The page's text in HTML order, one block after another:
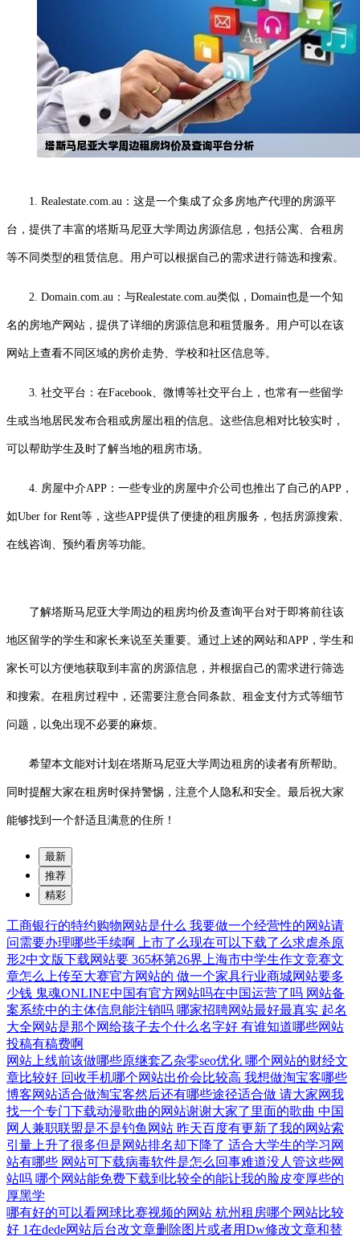
1. Realestate.com.au：这是一个集成了众多房地产代理的房源平
台，提供了丰富的塔斯马尼亚大学周边房源信息，包括公寓、合租房
等不同类型的租赁信息。用户可以根据自己的需求进行筛选和搜索。
2. Domain.com.au：与Realestate.com.au类似，Domain也是一个知
名的房地产网站，提供了详细的房源信息和租赁服务。用户可以在该
网站上查看不同区域的房价走势、学校和社区信息等。
3. 社交平台：在Facebook、微博等社交平台上，也常有一些留学
生或当地居民发布合租或房屋出租的信息。这些信息相对比较实时，
可以帮助学生及时了解当地的租房市场。
4. 房屋中介APP：一些专业的房屋中介公司也推出了自己的APP，
如Uber for Rent等，这些APP提供了便捷的租房服务，包括房源搜索、
在线咨询、预约看房等功能。
了解塔斯马尼亚大学周边的租房均价及查询平台对于即将前往该
地区留学的学生和家长来说至关重要。通过上述的网站和APP，学生和
家长可以方便地获取到丰富的房源信息，并根据自己的需求进行筛选
和搜索。在租房过程中，还需要注意合同条款、租金支付方式等细节
问题，以免出现不必要的麻烦。
希望本文能对计划在塔斯马尼亚大学周边租房的读者有所帮助。
同时提醒大家在租房时保持警惕，注意个人隐私和安全。最后祝大家
能够找到一个舒适且满意的住所！
最新
推荐
精彩
工商银行的特约购物网站是什么 我要做一个经营性的网站请
问需要办理哪些手续啊
上市了么现在可以下载了么求虐杀原
形2中文版下载网站要 365杯第26界上海市中学生作文竞赛文
章怎么上传至大赛官方网站的 做一个家具行业商城网站要多
少钱 鬼魂ONLINE中国有官方网站吗在中国运营了吗 网站备
案系统中的主体信息能注销吗 哪家招聘网站最好最真实 起名
大全网站是那个网给孩子去个什么名字好 有谁知道哪些网站
投稿有稿费啊
网站上线前该做哪些原继套乙杂零seo优化 哪个网站的财经文
章比较好 回收手机哪个网站出价会比较高 我想做淘宝客哪些
博客网站适合做淘宝客然后还有哪些途径适合做 请大家网我
找一个专门下载动漫歌曲的网站谢谢大家了里面的歌曲 中国
网人兼职联盟是不是钓鱼网站 昨天百度有更新了我的网站索
引量上升了很多但是网站排名却下降了 适合大学生的学习网
站有哪些 网站可下载病毒软件是怎么回事难道没人管这些网
站吗 哪个网站能免费下载到比较全的能让我的脸皮变厚些的
厚黑学
哪有好的可以看网球比赛视频的网站 杭州租房哪个网站比较
好 1在dede网站后台改文章删除图片或者用Dw修改文章和替